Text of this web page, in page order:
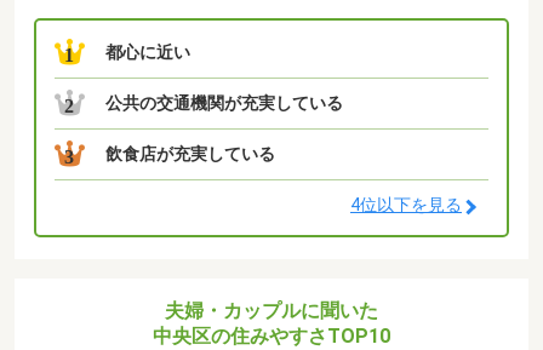
1 都心に近い
2 公共の交通機関が充実している
3 飲食店が充実している
4位以下を見る
夫婦・カップルに聞いた
中央区の住みやすさTOP10